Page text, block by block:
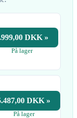
DKK »
På lager
DKK »
På lager